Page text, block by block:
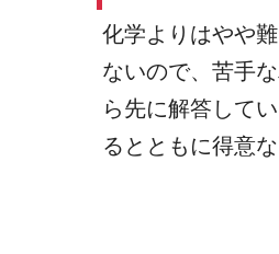
化学よりはやや
ないので、苦手
ら先に解答して
るとともに得意